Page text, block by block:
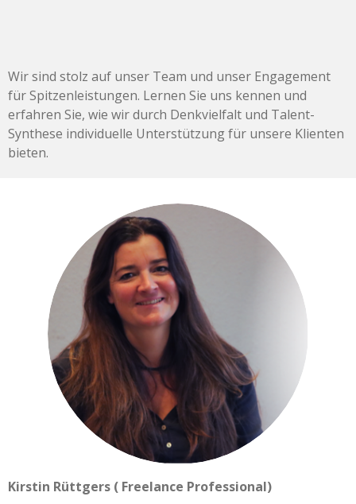
Wir sind stolz auf unser Team und unser Engagement
für Spitzenleistungen. Lernen Sie uns kennen und
erfahren Sie, wie wir durch Denkvielfalt und Talent-
Synthese individuelle Unterstützung für unsere Klienten
bieten.
Kirstin Rüttgers ( Freelance Professional)